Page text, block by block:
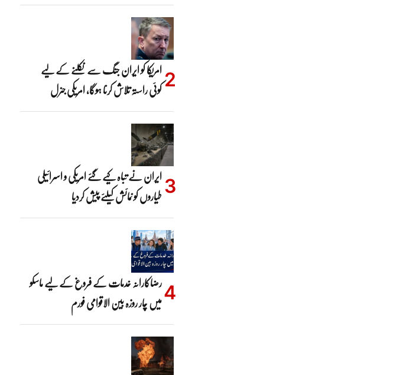
امریکا کو ایران جنگ سے نکلنے کے لیے
کوئی راستہ تلاش کرنا ہوگا، امریکی جنرل
ایران نے تباہ کیے گئے امریکی و اسرائیلی
طیاروں کو نمائش کیلئے پیش کردیا
رضاکارانہ خدمات کے فروغ کے لیے ماسکو
میں چار روزہ بین الاقوامی فورم